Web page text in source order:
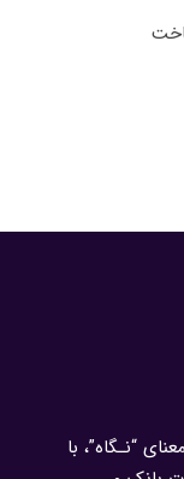
“نـگاه”، با